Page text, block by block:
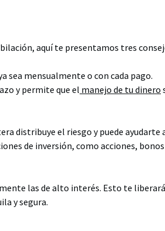
aquí te presentamos tres
sea mensualmente o con cada pago.
y permite que el manejo de tu dinero
distribuye el riesgo y puede ayudarte
de inversión, como acciones, bonos
las de alto interés. Esto te
y segura.